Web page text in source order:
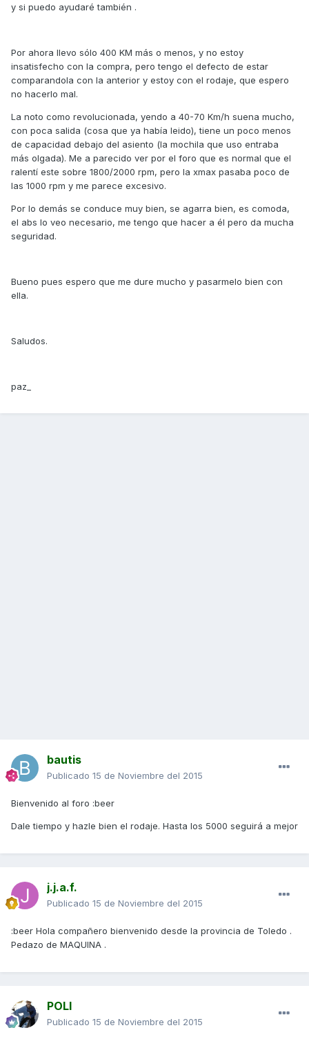
y si puedo ayudaré también .
Por ahora llevo sólo 400 KM más o menos, y no estoy
insatisfecho con la compra, pero tengo el defecto de estar
comparandola con la anterior y estoy con el rodaje, que espero
no hacerlo mal.
La noto como revolucionada, yendo a 40-70 Km/h suena mucho,
con poca salida (cosa que ya había leido), tiene un poco menos
de capacidad debajo del asiento (la mochila que uso entraba
más olgada). Me a parecido ver por el foro que es normal que el
ralentí este sobre 1800/2000 rpm, pero la xmax pasaba poco de
las 1000 rpm y me parece excesivo.
Por lo demás se conduce muy bien, se agarra bien, es comoda,
el abs lo veo necesario, me tengo que hacer a él pero da mucha
seguridad.
Bueno pues espero que me dure mucho y pasarmelo bien con
ella.
Saludos.
paz_
bautis
Publicado 15 de Noviembre del 2015
Bienvenido al foro :beer
Dale tiempo y hazle bien el rodaje. Hasta los 5000 seguirá a mejor
j.j.a.f.
Publicado 15 de Noviembre del 2015
:beer Hola compañero bienvenido desde la provincia de Toledo .
Pedazo de MAQUINA .
POLI
Publicado 15 de Noviembre del 2015